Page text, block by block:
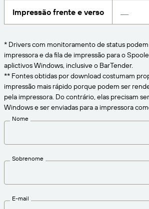
Preços
Teste gratuito
Especificações técnicas
Conectores de impressão
Amazon Transparency
Visão geral das soluções
CONECTE
Carreiras
Redação
Impressão frente e verso
* Drivers com monitoramento de status
impressora e da fila de impressão para o
aplictivos Windows, inclusive o BarTender.
** Fontes obtidas por download costumam
impressão mais rápido porque podem ser
pela impressora. Do contrário, elas precisam
Windows e ser enviadas para a impressora
Nome
Sobrenome
E-mail